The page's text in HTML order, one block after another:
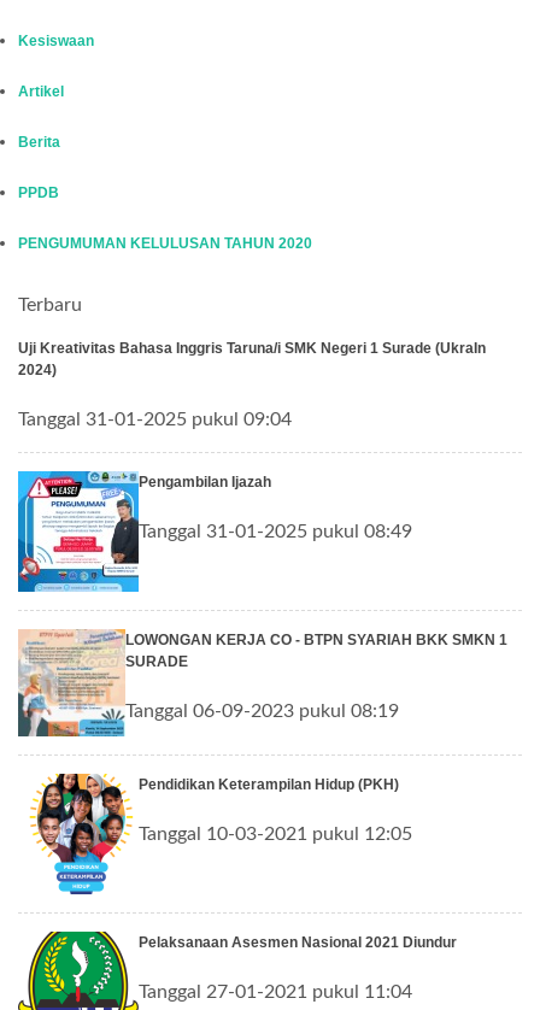
Kesiswaan
Artikel
Berita
PPDB
PENGUMUMAN KELULUSAN TAHUN 2020
Terbaru
Uji Kreativitas Bahasa Inggris Taruna/i SMK Negeri 1 Surade (UkraIn
2024)
Tanggal 31-01-2025 pukul 09:04
Pengambilan Ijazah
Tanggal 31-01-2025 pukul 08:49
LOWONGAN KERJA CO - BTPN SYARIAH BKK SMKN 1
SURADE
Tanggal 06-09-2023 pukul 08:19
Pendidikan Keterampilan Hidup (PKH)
Tanggal 10-03-2021 pukul 12:05
Pelaksanaan Asesmen Nasional 2021 Diundur
Tanggal 27-01-2021 pukul 11:04